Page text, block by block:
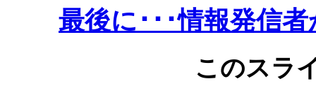
最後に･･･情報発信
このスラ